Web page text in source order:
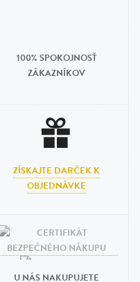
100% SPOKOJNOSŤ
ZÁKAZNÍKOV
ZÍSKAJTE DARČEK K
OBJEDNÁVKE
U NÁS NAKUPUJETE